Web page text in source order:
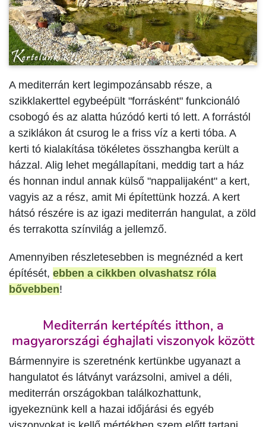
A mediterrán kert legimpozánsabb része, a
szikklakerttel egybeépült "forrásként" funkcionáló
csobogó és az alatta húzódó kerti tó lett. A forrástól
a sziklákon át csurog le a friss víz a kerti tóba. A
kerti tó kialakítása tökéletes összhangba került a
házzal. Alig lehet megállapítani, meddig tart a ház
és honnan indul annak külső "nappalijaként" a kert,
vagyis az a rész, amit Mi építettünk hozzá. A kert
hátsó részére is az igazi mediterrán hangulat, a zöld
és terrakotta színvilág a jellemző.
Amennyiben részletesebben is megnéznéd a kert
építését, ebben a cikkben olvashatsz róla
bővebben!
Mediterrán kertépítés itthon, a
magyarországi éghajlati viszonyok között
Bármennyire is szeretnénk kertünkbe ugyanazt a
hangulatot és látványt varázsolni, amivel a déli,
mediterrán országokban találkozhattunk,
igyekeznünk kell a hazai időjárási és egyéb